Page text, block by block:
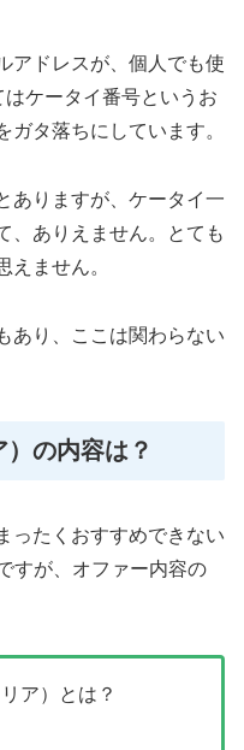
アドレスが、個人でも使
ケータイ番号というお
タ落ちにしています。
ありますが、ケータイ一
、ありえません。とても
えません。
あり、ここは関わらない
の内容は？
ったくおすすめできない
すが、オファー内容の
ア）とは？